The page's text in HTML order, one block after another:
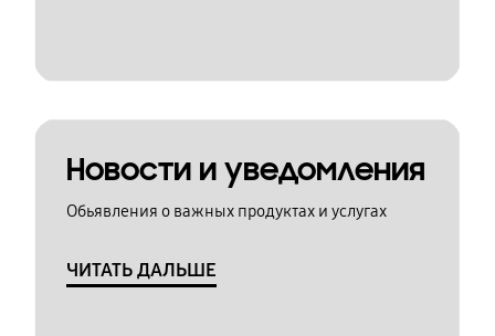
Новости и уведомления
Обьявления о важных продуктах и услугах
ЧИТАТЬ ДАЛЬШЕ